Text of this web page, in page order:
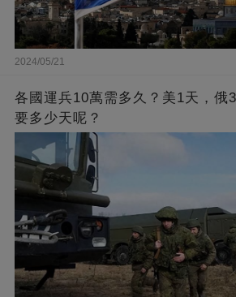
2024/05/21
各國運兵10萬需多久？美1天，俄
要多少天呢？